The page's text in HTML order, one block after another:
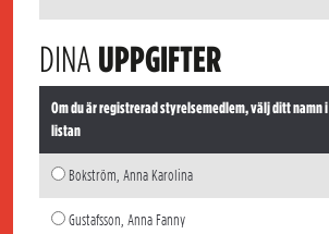
DINA UPPGIFTER
Om du är registrerad styrelsemedlem, välj ditt namn i
listan
Bokström, Anna Karolina
Gustafsson, Anna Fanny